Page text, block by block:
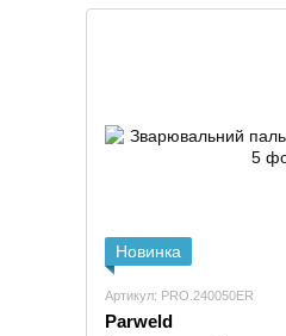
Новинка
Артикул: PRO.240050ER
Parweld